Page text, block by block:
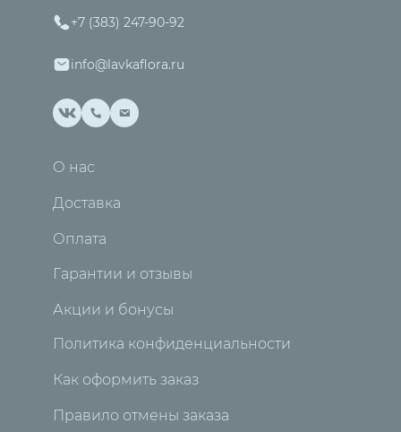
+7 (383) 247-90-92
info@lavkaflora.ru
О нас
Доставка
Оплата
Гарантии и отзывы
Акции и бонусы
Политика конфиденциальности
Как оформить заказ
Правило отмены заказа